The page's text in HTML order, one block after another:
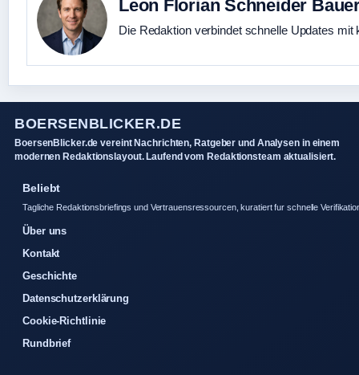
Leon Florian Schneider
Die Redaktion verbindet schnelle Updates mit
BOERSENBLICKER.DE
BoersenBlicker.de vereint Nachrichten, Ratgeber und Analysen in einem
modernen Redaktionslayout. Laufend vom Redaktionsteam aktualisiert.
Beliebt
Tagliche Redaktionsbriefings und Vertrauensressourcen, kuratiert fur schnelle
Über uns
Kontakt
Geschichte
Datenschutzerklärung
Cookie-Richtlinie
Rundbrief